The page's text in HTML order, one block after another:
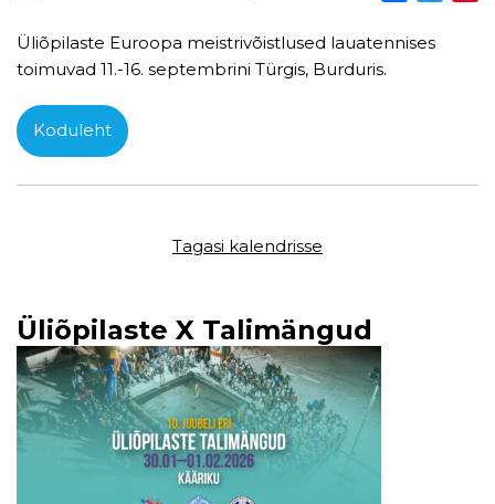
Üliõpilaste X Talimängud
Üliõpilaste Euroopa meistrivõistlused lauatennises
toimuvad 11.-16. septembrini Türgis, Burduris.
Koduleht
Tagasi kalendrisse